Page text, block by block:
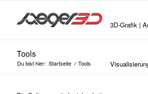
3D-Grafik |
Tools
Du bist hier: Startseite / Tools